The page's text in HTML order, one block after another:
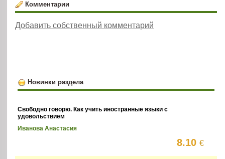
Комментарии
Добавить собственный комментарий
Новинки раздела
Свободно говорю. Как учить иностранные языки с
удовольствием
Иванова Анастасия
8.10€